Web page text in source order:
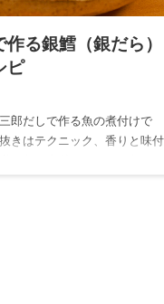
る銀鱈（銀だら）
ピ
郎だしで作る魚の煮付けで
きはテクニック、香りと味付